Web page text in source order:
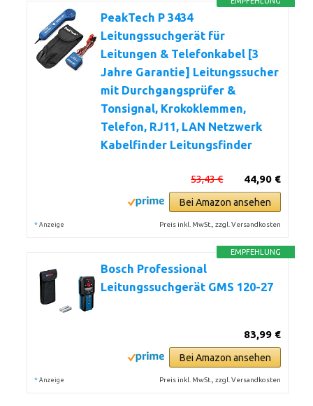
PeakTech P 3434
Leitungssuchgerät für
Leitungen & Telefonkabel [3
Jahre Garantie] Leitungssucher
mit Durchgangsprüfer &
Tonsignal, Krokoklemmen,
Telefon, RJ11, LAN Netzwerk
Kabelfinder Leitungsfinder
44,90 €
53,43 €
Bei Amazon ansehen
* Anzeige Preis inkl. MwSt., zzgl. Versandkosten
EMPFEHLUNG
Bosch Professional
Leitungssuchgerät GMS 120-27
83,99 €
Bei Amazon ansehen
* Anzeige Preis inkl. MwSt., zzgl. Versandkosten